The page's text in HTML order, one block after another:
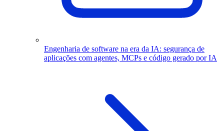
Engenharia de software na era da IA: segurança de
aplicações com agentes, MCPs e código gerado por IA